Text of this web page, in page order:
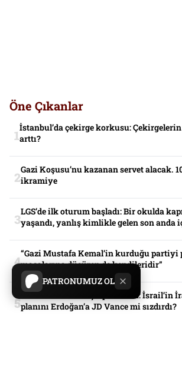
PATRONUMUZ OL
Öne Çıkanlar
İstanbul’da çekirge korkusu: Çekirgelerin
arttı?
Gazi Koşusu’nu kazanan servet alacak.
ikramiye
LGS’de ilk oturum başladı: Bir okulda
yaşandı, yanlış kimlikle gelen son anda
“Gazi Mustafa Kemal’in kurduğu partiyi
masalarına düşüren de kendileridir”
İsrail basınından çarpıcı iddia: İsrail’in
planını Erdoğan’a JD Vance mi sızdırdı?